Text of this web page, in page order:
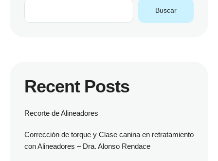
Buscar
Recent Posts
Recorte de Alineadores
Corrección de torque y Clase canina en retratamiento
con Alineadores – Dra. Alonso Rendace